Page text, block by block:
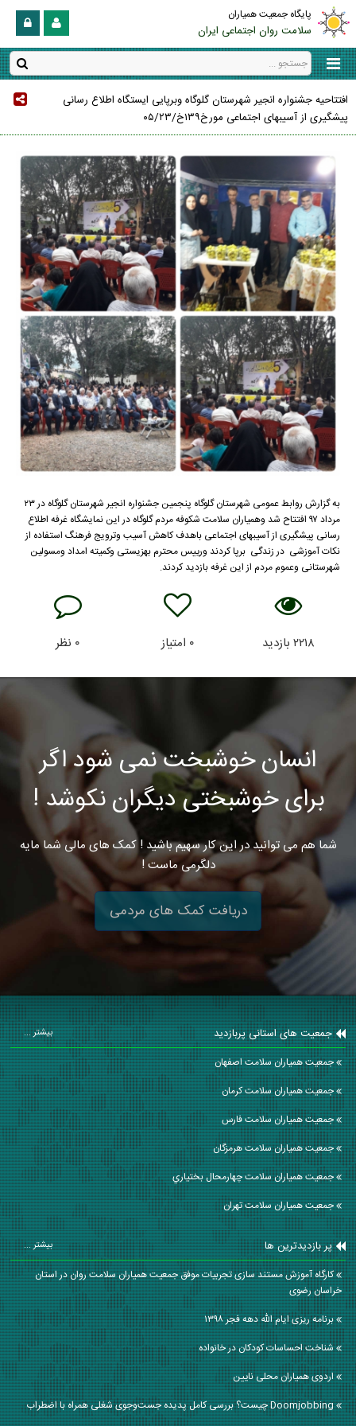
پایگاه جمعیت همیاران
سلامت روان اجتماعی ایران
افتتاحیه جشنواره انجیر شهرستان گلوگاه وبرپایی ایستگاه اطلاع رسانی
پیشگیری از آسیبهای اجتماعی مورخ۱۳۹خ/۰۵/۲۳
به گزارش روابط عمومی شهرستان گلوگاه پنجمین جشنواره انجیر شهرستان گلوگاه در ۲۳
مرداد ۹۷ افتتاح شد وهمیاران سلامت شکوفه مردم گلوگاه در این نمایشگاه غرفه اطلاع
رسانی پیشگیری از آسیبهای اجتماعی باهدف کاهش آسیب وترویج فرهنگ استفاده از
نکات آموزشی در زندگی برپا کردند ورییس محترم بهزیستی وکمیته امداد ومسولین
شهرستانی وعموم مردم از این غرفه بازدید کردند.
۲۲۱۸ بازدید ۰ امتیاز ۰ نظر
انسان خوشبخت نمی شود اگر
برای خوشبختی دیگران نکوشد !
شما هم می توانید در این کار سهیم باشید ! کمک های مالی شما مایه
دلگرمی ماست !
دریافت کمک های مردمی
جمعیت های استانی پربازدید بیشتر ...
جمعیت همیاران سلامت اصفهان
جمعیت همیاران سلامت كرمان
جمعیت همیاران سلامت فارس
جمعیت همیاران سلامت هرمزگان
جمعیت همیاران سلامت چهارمحال بختياري
جمعیت همیاران سلامت تهران
پر بازدیدترین ها بیشتر ...
کارگاه آموزش مستند سازی تجربیات موفق جمعیت همیاران سلامت روان در استان
خراسان رضوی
برنامه ریزی ایام الله دهه فجر ۱۳۹۸
شناخت احساسات کودکان در خانواده
اردوی همیاران محلی نایین
Doomjobbing چیست؟ بررسی کامل پدیده جست‌وجوی شغلی همراه با اضطراب